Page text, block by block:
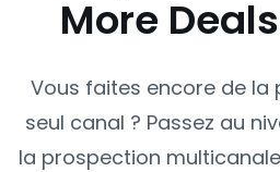
More
Vous faites encore de la
seul canal ? Passez au
la prospection multicanale